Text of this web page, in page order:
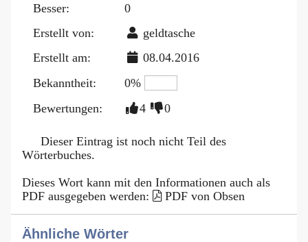
Besser:
0
Erstellt von:
geldtasche
Erstellt am:
08.04.2016
Bekanntheit:
0%
Bewertungen:
4 0
Dieser Eintrag ist noch nicht Teil des
Wörterbuches.
Dieses Wort kann mit den Informationen auch als
PDF ausgegeben werden:
PDF von Obsen
Ähnliche Wörter